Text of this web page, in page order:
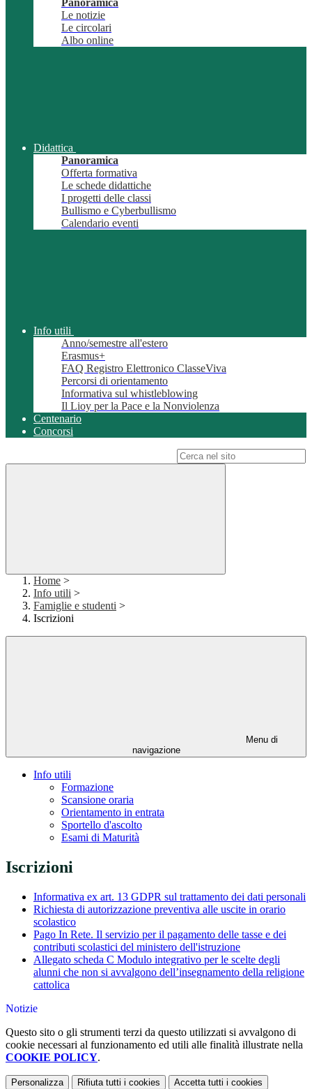
Panoramica
Le notizie
Le circolari
Albo online
Didattica
Panoramica
Offerta formativa
Le schede didattiche
I progetti delle classi
Bullismo e Cyberbullismo
Calendario eventi
Info utili
Anno/semestre all'estero
Erasmus+
FAQ Registro Elettronico ClasseViva
Percorsi di orientamento
Informativa sul whistleblowing
Il Lioy per la Pace e la Nonviolenza
Centenario
Concorsi
Home >
Info utili >
Famiglie e studenti >
Iscrizioni
Menu di
navigazione
Info utili
Formazione
Scansione oraria
Orientamento in entrata
Sportello d'ascolto
Esami di Maturità
Iscrizioni
Informativa ex art. 13 GDPR sul trattamento dei dati personali
Richiesta di autorizzazione preventiva alle uscite in orario
scolastico
Pago In Rete. Il servizio per il pagamento delle tasse e dei
contributi scolastici del ministero dell'istruzione
Allegato scheda C Modulo integrativo per le scelte degli
alunni che non si avvalgono dell’insegnamento della religione
cattolica
Notizie
Questo sito o gli strumenti terzi da questo utilizzati si avvalgono di
cookie necessari al funzionamento ed utili alle finalità illustrate nella
COOKIE POLICY.
Personalizza Rifiuta tutti i cookies Accetta tutti i cookies